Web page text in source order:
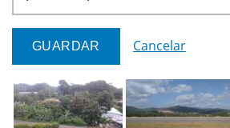
Cancelar